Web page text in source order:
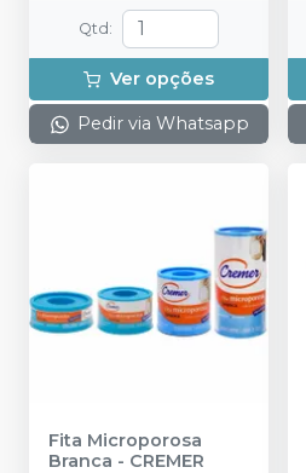
Qtd :
Ver opções
Pedir via Whatsapp
Fita Microporosa
Branca - CREMER